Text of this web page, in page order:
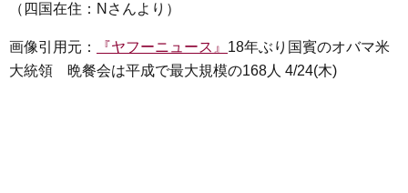
（四国在住：Nさんより）
画像引用元： 『ヤフーニュース』 18年ぶり国賓のオバマ米
大統領 晩餐会は平成で最大規模の168人 4/24(木)